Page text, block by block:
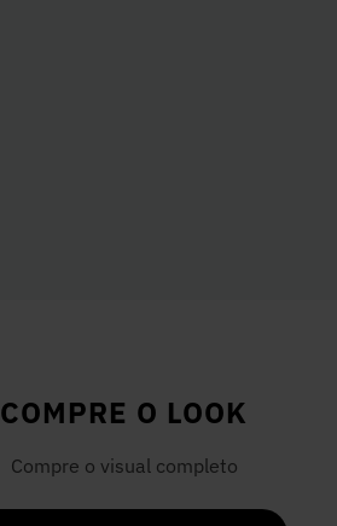
COMPRE O LOOK
Compre o visual completo